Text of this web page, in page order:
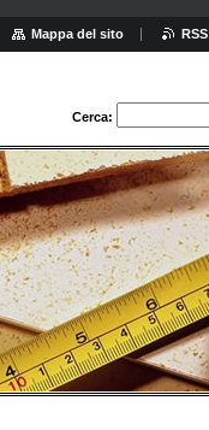
Cerca:
Mappa del sito RSS